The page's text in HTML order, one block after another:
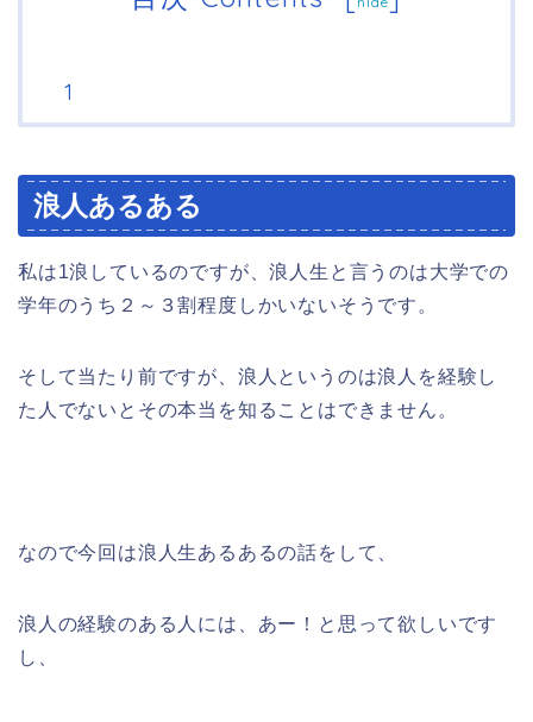
浪人あるある
私は1浪しているのですが、浪人生と言うのは大学での
学年のうち２～３割程度しかいないそうです。
そして当たり前ですが、浪人というのは浪人を経験し
た人でないとその本当を知ることはできません。
なので今回は浪人生あるあるの話をして、
浪人の経験のある人には、あー！と思って欲しいです
し、